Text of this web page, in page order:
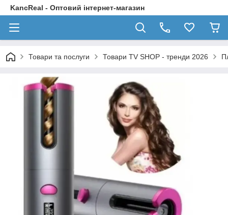
KancReal - Оптовий інтернет-магазин
Товари та послуги Товари TV SHOP - тренди 2026